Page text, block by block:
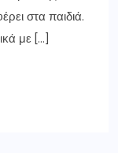
στα παιδιά.
με […]